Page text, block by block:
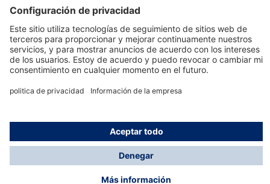
Servicio de atención al cliente de Dräger
Ayuda
Información
© Dräger Hispania S.A.U., 2024
*Todos los precios no incluyen IVA y posibles gastos
de envío, salvo que indique lo contrario